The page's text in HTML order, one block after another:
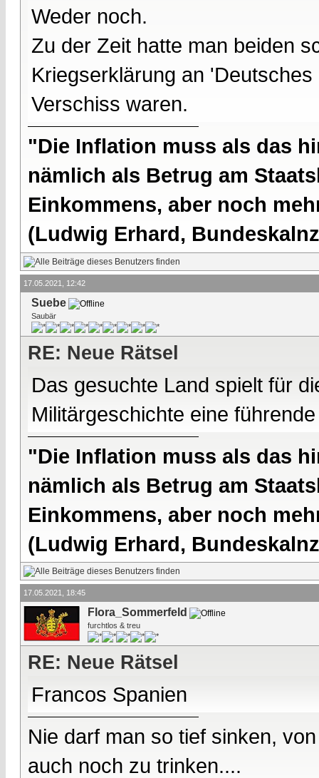
Weder noch.
Zu der Zeit hatte man beiden
Kriegserklärung an
Verschiss waren.
"Die Inflation muss als das
nämlich als Betrug am
Einkommens, aber noch
(Ludwig Erhard,
17.05.2021, 12:42
Suebe
Saubär
RE: Neue Rätsel
Das gesuchte Land spielt für
Militärgeschichte eine
"Die Inflation muss als das
nämlich als Betrug am
Einkommens, aber noch
(Ludwig Erhard,
17.05.2021, 18:45
Flora_Sommerfeld
furchtlos & treu
RE: Neue Rätsel
Francos Spanien
Nie darf man so tief sinken,
auch noch zu trinken....